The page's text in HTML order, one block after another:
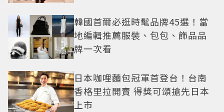
韓國首爾必逛時髦品牌45選！當
地編輯推薦服裝、包包、飾品品
牌一次看
日本咖哩麵包冠軍首登台！台南
香格里拉開賣 得獎可頌搶先日本
上市